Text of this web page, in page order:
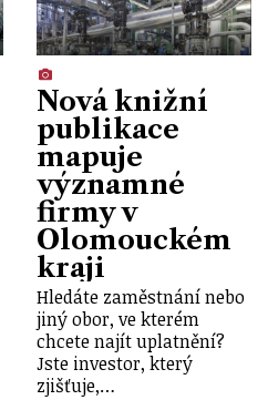
Nová knižní
publikace
mapuje
významné
firmy v
Olomouckém
kraji
Hledáte zaměstnání nebo
jiný obor, ve kterém
chcete najít uplatnění?
Jste investor, který
zjišťuje,…